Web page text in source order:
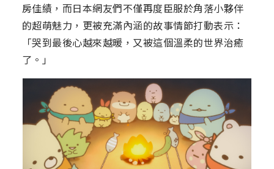
房佳績，而日本網友們不僅再度臣服於角落小夥伴
的超萌魅力，更被充滿內涵的故事情節打動表示：
「哭到最後心越來越暖，又被這個溫柔的世界治癒
了。」